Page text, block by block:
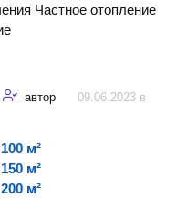
Частное отопление
автор
09.06.2023 в
100 м²
150 м²
200 м²